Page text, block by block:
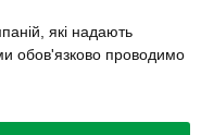
які надають
обов'язково проводимо